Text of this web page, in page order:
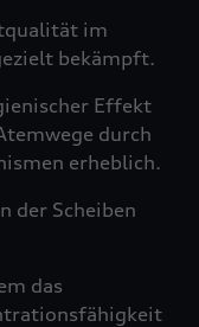
im
bekämpft.
Effekt
durch
erheblich.
der Scheiben
das